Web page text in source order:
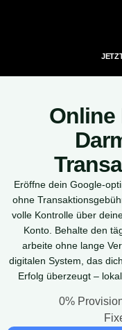
Online
Eröffne dein Google-
ohne
volle Kontrolle über
Konto. Behalte den
arbeite ohne lange
digitalen System, das
Erfolg überzeugt –
0%